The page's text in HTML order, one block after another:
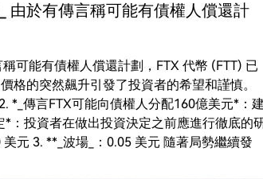
由於有傳言稱可能有債權人償還計
可能有債權人償還計劃，FTX 代幣 (FTT) 已
格的突然飆升引發了投資者的希望和謹慎。
*_傳言FTX可能向債權人分配160億美元*：建
：投資者在做出投資決定之前應進行徹底的
元 3. **_波場_：0.05 美元 隨著局勢繼續發